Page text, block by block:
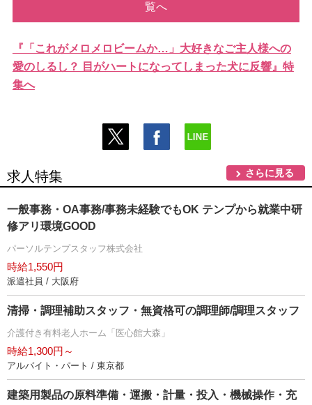
覧へ
『「これがメロメロビームか…」大好きなご主人様への
愛のしるし？ 目がハートになってしまった犬に反響』特
集へ
求人特集 さらに見る
一般事務・OA事務/事務未経験でもOK テンプから就業中研
修アリ環境GOOD
パーソルテンプスタッフ株式会社
時給1,550円
派遣社員 / 大阪府
清掃・調理補助スタッフ・無資格可の調理師/調理スタッフ
介護付き有料老人ホーム「医心館大森」
時給1,300円～
アルバイト・パート / 東京都
建築用製品の原料準備・運搬・計量・投入・機械操作・充